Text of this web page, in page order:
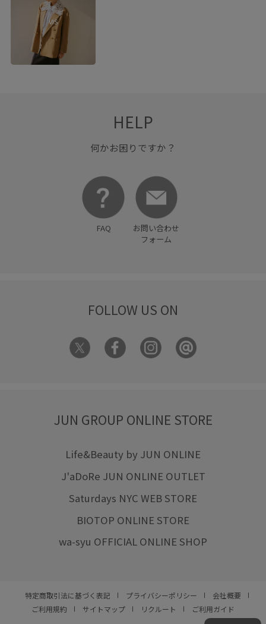
VIS
HELP
何かお困りですか？
FAQ
お問い合わせ
フォーム
FOLLOW US ON
JUN GROUP ONLINE STORE
Life&Beauty by JUN ONLINE
J'aDoRe JUN ONLINE OUTLET
Saturdays NYC WEB STORE
BIOTOP ONLINE STORE
wa-syu OFFICIAL ONLINE SHOP
特定商取引法に基づく表記 プライバシーポリシー
会社概要
ご利用規約
サイトマップ リクルート ご利用ガイド